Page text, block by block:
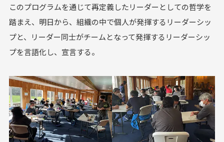
このプログラムを通じて再定義したリーダーとしての哲学を
踏まえ、明日から、組織の中で個人が発揮するリーダーシッ
プと、リーダー同士がチームとなって発揮するリーダーシッ
プを言語化し、宣言する。